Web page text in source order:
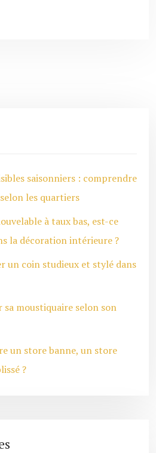
saisonniers : comprendre
les quartiers
à taux bas, est-ce
la décoration intérieure ?
un coin studieux et stylé dans
moustiquaire selon son
un store banne, un store
?